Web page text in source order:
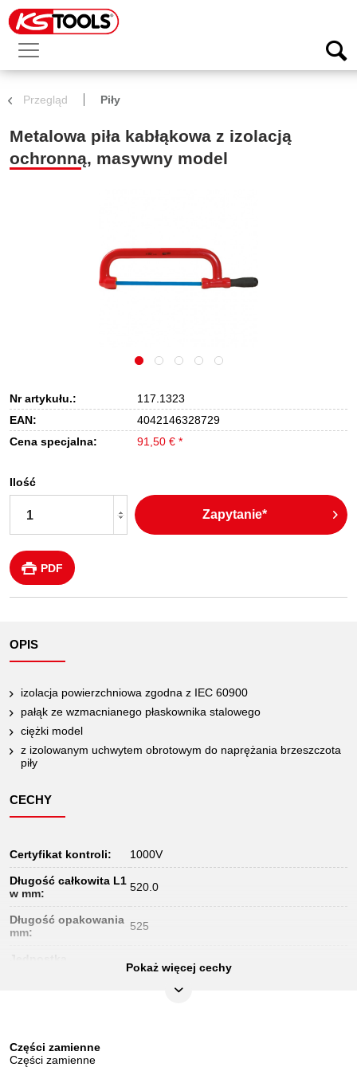
Przegląd Piły
Metalowa piła kabłąkowa z izolacją
ochronną, masywny model
Nr artykułu.:
117.1323
EAN:
4042146328729
Cena specjalna:
91,50 € *
Ilość
Zapytanie*
PDF
OPIS
izolacja powierzchniowa zgodna z IEC 60900
pałąk ze wzmacnianego płaskownika stalowego
ciężki model
z izolowanym uchwytem obrotowym do naprężania brzeszczota
piły
CECHY
Certyfikat kontroli: 1000V
Długość całkowita L1
w mm:
520.0
Długość opakowania
mm:
525
1
Norma:
Pokaż więcej cechy
Części zamienne
Części zamienne